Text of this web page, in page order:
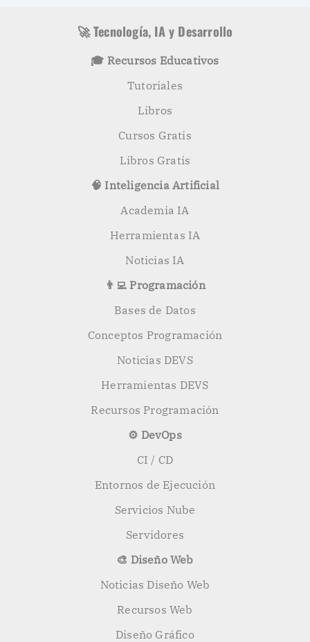
🚀 Tecnología, IA y Desarrollo
🎓 Recursos Educativos
Tutoriales
Libros
Cursos Gratis
Libros Gratis
🧠 Inteligencia Artificial
Academia IA
Herramientas IA
Noticias IA
👨‍💻 Programación
Bases de Datos
Conceptos Programación
Noticias DEVS
Herramientas DEVS
Recursos Programación
⚙️ DevOps
CI / CD
Entornos de Ejecución
Servicios Nube
Servidores
🎨 Diseño Web
Noticias Diseño Web
Recursos Web
Diseño Gráfico